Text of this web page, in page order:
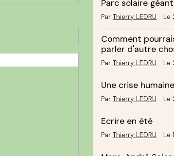
Parc solaire géant
ParThierry LEDRU Le
Comment
parler d'autre
ParThierry LEDRU Le
Une crise humaine
ParThierry LEDRU Le
Ecrire en été
ParThierry LEDRU Le